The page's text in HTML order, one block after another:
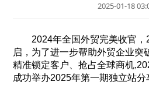
2025-01-18
2024年全国外贸完美收官，
启，为了进一步帮助外贸企业突
精准锁定客户、抢占全球商机
成功举办2025年第一期独立站